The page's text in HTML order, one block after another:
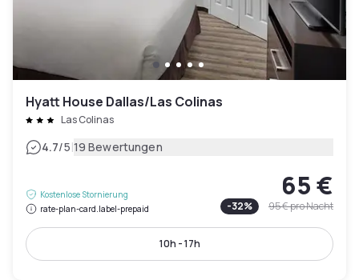
Hyatt House Dallas/Las Colinas
Las Colinas
4.7/5|19 Bewertungen
Kostenlose Stornierung
rate-plan-card.label-prepaid
65 €
-32% 95 €pro Nacht
10h - 17h